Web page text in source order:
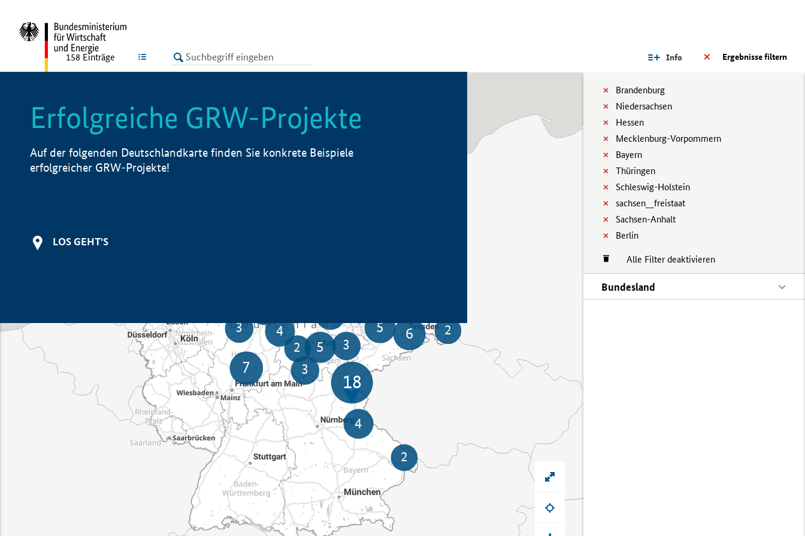
LISTE Ergebnisse filtern
Info
Brandenburg
Niedersachsen
Hessen
Mecklenburg-Vorpommern
Bayern
Thüringen
Schleswig-Holstein
sachsen__freistaat
Sachsen-Anhalt
Berlin
Alle Filter deaktivieren
Bundesland
158 Einträge
Erfolgreiche GRW-Projekte
Auf der folgenden Deutschlandkarte finden Sie konkrete Beispiele
erfolgreicher GRW-Projekte!
LOS GEHT'S